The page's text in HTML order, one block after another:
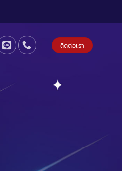
ติดต่อเรา